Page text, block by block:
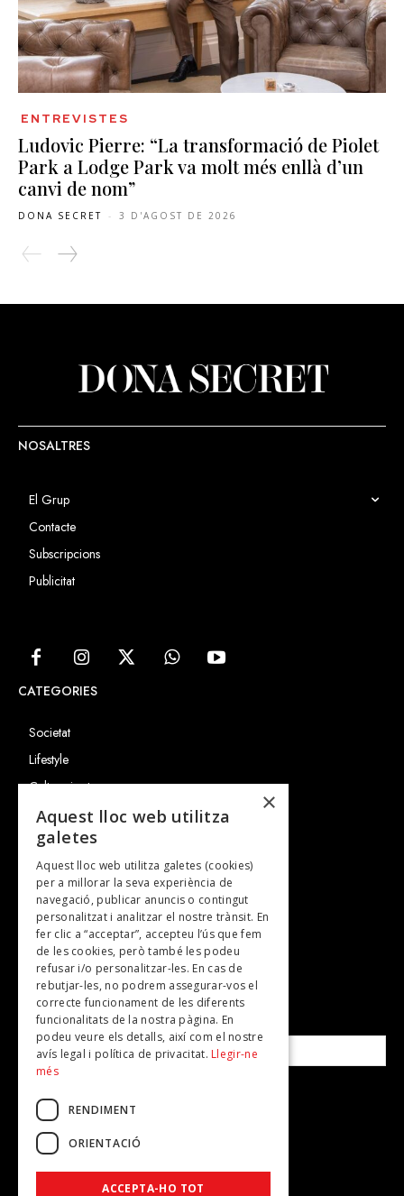
ENTREVISTES
Ludovic Pierre: “La transformació de Piolet
Park a Lodge Park va molt més enllà d’un
canvi de nom”
DONA SECRET - 3 D'AGOST DE 2026
NOSALTRES
El Grup
Contacte
Subscripcions
Publicitat
CATEGORIES
Societat
Lifestyle
Cultura i art
Entrevistes
Gastronomia
TV
Plans per fer
Revistes
SUBSCRIU-TE A LA NOSTRA NEWSLETTER!
Correu electrònic*
Accepto lapolítica de privacitat
×
Aquest lloc web utilitza
galetes
Aquest lloc web utilitza galetes (cookies)
per a millorar la seva experiència de
navegació, publicar anuncis o contingut
personalitzat i analitzar el nostre trànsit. En
fer clic a “acceptar”, accepteu l’ús que fem
de les cookies, però també les podeu
refusar i/o personalitzar-les. En cas de
rebutjar-les, no podrem assegurar-vos el
correcte funcionament de les diferents
funcionalitats de la nostra pàgina. En
podeu veure els detalls, així com el nostre
avís legal i política de privacitat. Llegir-ne
més
RENDIMENT
ORIENTACIÓ
ACCEPTA-HO TOT